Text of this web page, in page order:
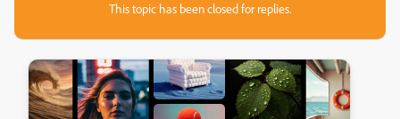
This topic has been closed for replies.